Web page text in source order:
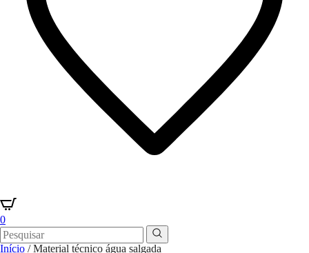
0
Início / Material técnico água salgada